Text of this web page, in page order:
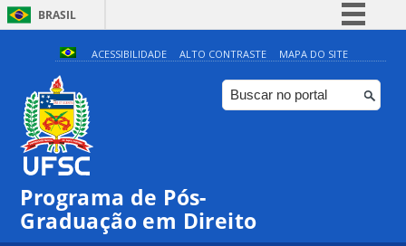
BRASIL
Simplifique!
Comunica BR
Participe
ACESSIBILIDADE ALTO CONTRASTE MAPA DO SITE
Programa de Pós-
Graduação em Direito